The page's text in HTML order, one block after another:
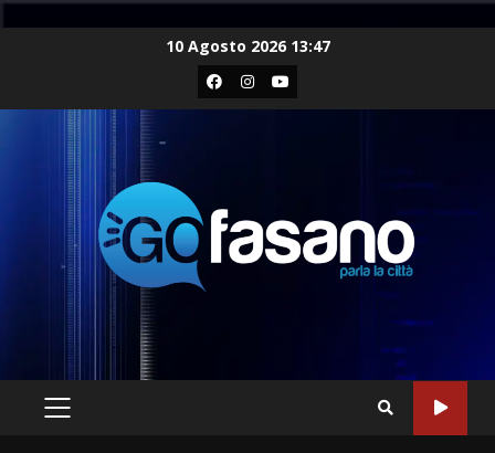
10 Agosto 2026 13:47
Facebook
Instagram
Youtube
PRIMARY